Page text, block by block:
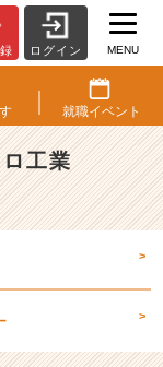
ログイン MENU
就職イベント
工業
>
>